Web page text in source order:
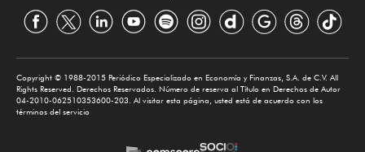
Copyright © 1988-2015 Periódico Especializado en Economía y Finanzas, S.A. de C.V. All
Rights Reserved. Derechos Reservados. Número de reserva al Título en Derechos de Autor
04-2010-062510353600-203. Al visitar esta página, usted está de acuerdo con los
términos del servicio